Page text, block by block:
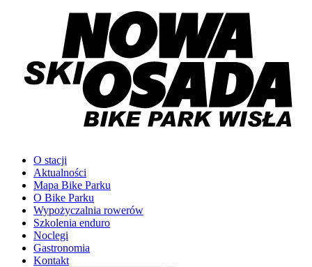
O stacji
Aktualności
Mapa Bike Parku
O Bike Parku
Wypożyczalnia rowerów
Szkolenia enduro
Noclegi
Gastronomia
Kontakt